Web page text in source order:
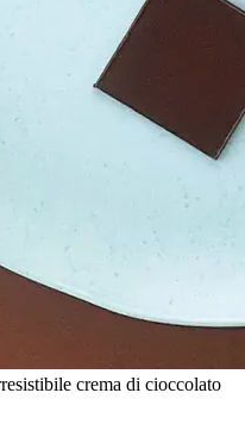
crema di cioccolato